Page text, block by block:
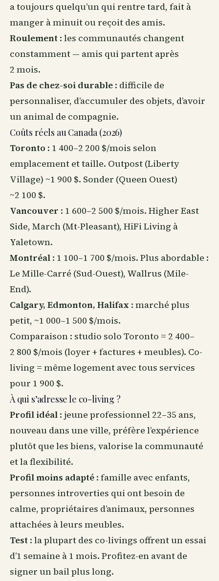
a toujours quelqu’un qui rentre tard, fait à
manger à minuit ou reçoit des amis.
Roulement : les communautés changent
constamment — amis qui partent après
2 mois.
Pas de chez-soi durable : difficile de
personnaliser, d’accumuler des objets, d’avoir
un animal de compagnie.
Coûts réels au Canada (2026)
Toronto : 1 400–2 200 $/mois selon
emplacement et taille. Outpost (Liberty
Village) ~1 900 $. Sonder (Queen Ouest)
~2 100 $.
Vancouver : 1 600–2 500 $/mois. Higher East
Side, March (Mt-Pleasant), HiFi Living à
Yaletown.
Montréal : 1 100–1 700 $/mois. Plus abordable :
Le Mille-Carré (Sud-Ouest), Wallrus (Mile-
End).
Calgary, Edmonton, Halifax : marché plus
petit, ~1 000–1 500 $/mois.
Comparaison : studio solo Toronto = 2 400–
2 800 $/mois (loyer + factures + meubles). Co-
living = même logement avec tous services
pour 1 900 $.
À qui s’adresse le co-living ?
Profil idéal : jeune professionnel 22–35 ans,
nouveau dans une ville, préfère l’expérience
plutôt que les biens, valorise la communauté
et la flexibilité.
Profil moins adapté : famille avec enfants,
personnes introverties qui ont besoin de
calme, propriétaires d’animaux, personnes
attachées à leurs meubles.
Test : la plupart des co-livings offrent un essai
d’1 semaine à 1 mois. Profitez-en avant de
signer un bail plus long.